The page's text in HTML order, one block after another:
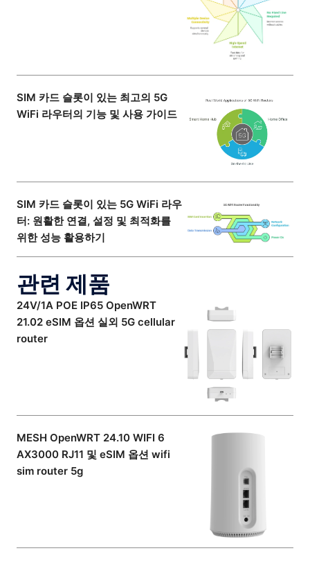
SIM 카드 슬롯이 있는 최고의 5G
WiFi 라우터의 기능 및 사용 가이드
SIM 카드 슬롯이 있는 5G WiFi 라우
터: 원활한 연결, 설정 및 최적화를
위한 성능 활용하기
관련 제품
24V/1A POE IP65 OpenWRT
21.02 eSIM 옵션 실외 5G cellular
router
MESH OpenWRT 24.10 WIFI 6
AX3000 RJ11 및 eSIM 옵션 wifi
sim router 5g